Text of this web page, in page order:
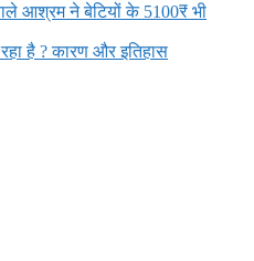
आश्रम ने बेटियों के 5100₹ भी
है ? कारण और इतिहास